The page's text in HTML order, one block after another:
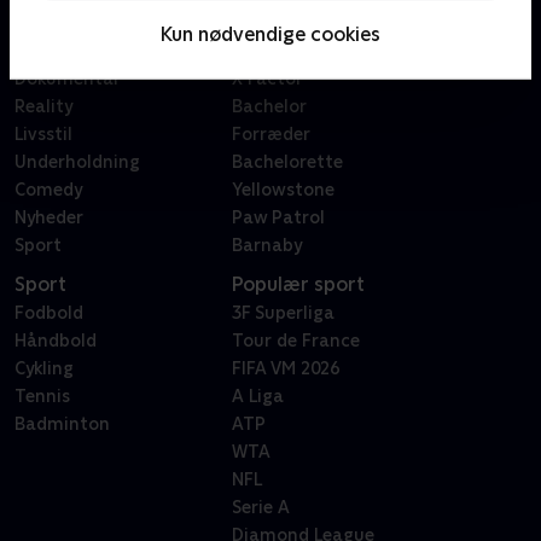
Kun nødvendige cookies
Dokumentar
Reality
Livsstil
Underholdning
Comedy
Nyheder
Sport
Badehotellet
Sygeplejeskolen
X Factor
Bachelor
Forræder
Bachelorette
Yellowstone
Paw Patrol
Barnaby
Sport
Fodbold
Håndbold
Cykling
Tennis
Badminton
Populær sport
3F Superliga
Tour de France
FIFA VM 2026
A Liga
ATP
WTA
NFL
Serie A
Diamond League